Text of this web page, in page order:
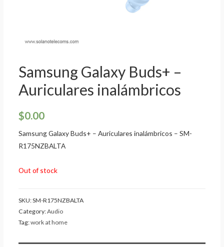
Samsung Galaxy Buds+ –
Auriculares inalámbricos
$0.00
Samsung Galaxy Buds+ – Auriculares inalámbricos – SM-
R175NZBALTA
Out of stock
SKU:SM-R175NZBALTA
Category:Audio
Tag:work at home